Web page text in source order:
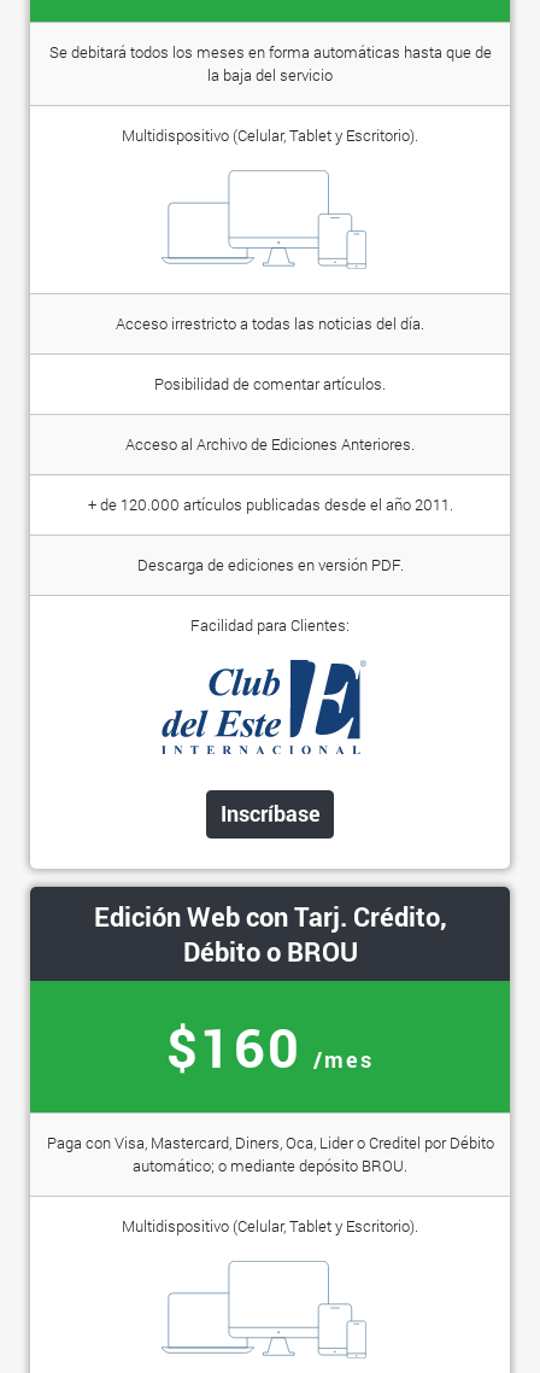
Se debitará todos los meses en forma automáticas hasta que de
la baja del servicio
Multidispositivo (Celular, Tablet y Escritorio).
Acceso irrestricto a todas las noticias del día.
Posibilidad de comentar artículos.
Acceso al Archivo de Ediciones Anteriores.
+ de 120.000 artículos publicadas desde el año 2011.
Descarga de ediciones en versión PDF.
Facilidad para Clientes:
Inscríbase
Edición Web con Tarj. Crédito,
Débito o BROU
$160 /mes
Paga con Visa, Mastercard, Diners, Oca, Lider o Creditel por Débito
automático; o mediante depósito BROU.
Multidispositivo (Celular, Tablet y Escritorio).